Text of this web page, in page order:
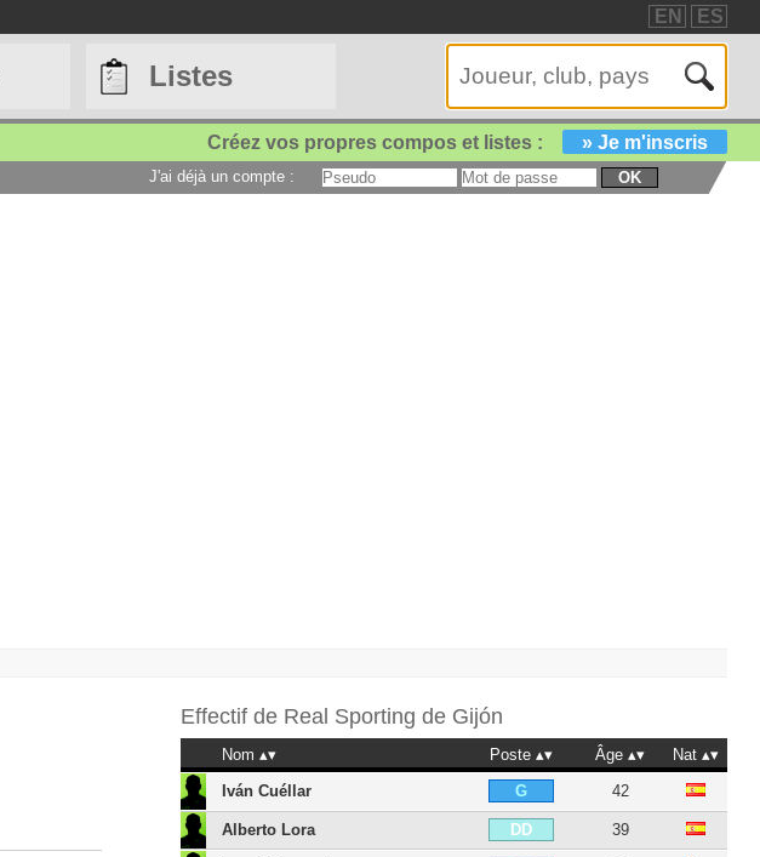
EN ES
Listes
Créez vos propres compos et listes : » Je m'inscris
J'ai déjà un compte : OK
Effectif de Real Sporting de Gijón
Nom Poste Âge
Nat
Iván Cuéllar
G 42
Alberto Lora DD 39